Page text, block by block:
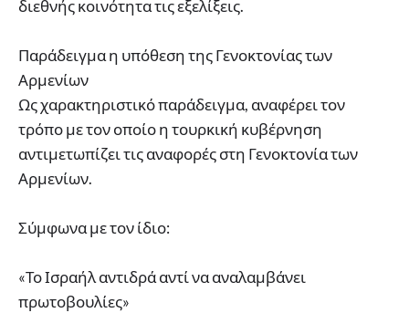
διεθνής κοινότητα τις εξελίξεις.
Παράδειγμα η υπόθεση της Γενοκτονίας των
Αρμενίων
Ως χαρακτηριστικό παράδειγμα, αναφέρει τον
τρόπο με τον οποίο η τουρκική κυβέρνηση
αντιμετωπίζει τις αναφορές στη Γενοκτονία των
Αρμενίων.
Σύμφωνα με τον ίδιο:
«Το Ισραήλ αντιδρά αντί να αναλαμβάνει
πρωτοβουλίες»